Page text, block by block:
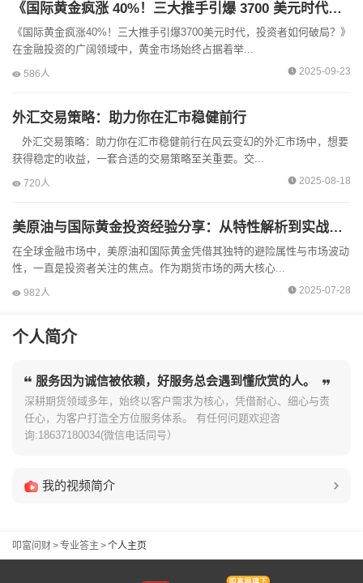
《国际黄金疯涨 40%！三大推手引爆 3700 美元时代，投资者如何破局？》
《国际黄金疯涨40%！三大推手引爆3700美元时代，投资者如何破局？》
在金融投资的广阔领域中，黄金市场始终占据着举...
586人 2025-09-23
外汇交易策略：助力你在汇市稳健前行
外汇交易策略：助力你在汇市稳健前行在风云变幻的外汇市场中，想要
获得稳定的收益，一套合适的交易策略至关重要。交...
720人 2025-08-18
美原油与国际黄金投资经验分享：从特性解析到实战策略
在全球金融市场中，美原油和国际黄金凭借其独特的避险属性与市场波动
性，一直是投资者关注的焦点。作为期货市场的两大核心...
982人 2025-07-28
个人简介
服务因为诚信被依赖，好服务总会遇到懂欣赏的人。
深耕期货领域多年，始终以客户需求为核心，凭借耐心、细心与责
任心，为客户打造全方位服务体系。 有任何问题欢迎咨
询:18637180034(微信电话同号）
我的视频简介
叩富问财>专业答主 >个人主页